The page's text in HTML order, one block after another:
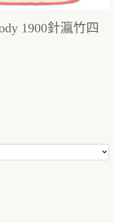
1900針瀛竹四